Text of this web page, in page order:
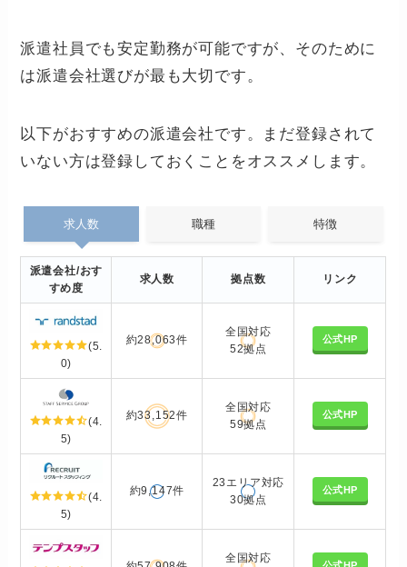
派遣社員でも安定勤務が可能ですが、そのために
は派遣会社選びが最も大切です。
以下がおすすめの派遣会社です。まだ登録されて
いない方は登録しておくことをオススメします。
求人数 職種 特徴
派遣会社/おす
すめ度
求人数 拠点数 リンク
(5.
0)
約28,063件
全国対応
52拠点
公式HP
(4.
5)
約33,152件
全国対応
59拠点
公式HP
(4.
5)
約9,147件
23エリア対応
30拠点
公式HP
全国対応
公式HP